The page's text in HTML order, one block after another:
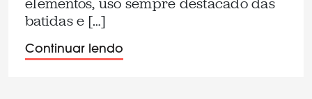
batidas e […]
Continuar lendo